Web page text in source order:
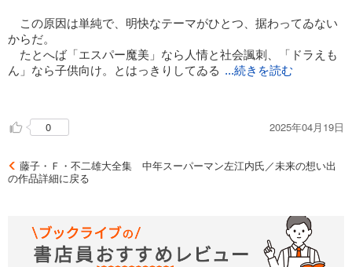
この原因は単純で、明快なテーマがひとつ、据わってゐない
からだ。
たとへば「エスパー魔美」なら人情と社会諷刺、「ドラえも
ん」なら子供向け。とはっきりしてゐる ...続きを読む
しかし、これは大人向けの、SFともなんともつかない味。冴
えないサラリーマン。家庭もあまり冴えない。うーん。物語も
一方で、「未来の想い出」は自伝めいてゐておもしろい。
珍しい作風で、ぐい。とつかんで離さなかった。
0 2025年04月19日
藤子・Ｆ・不二雄大全集 中年スーパーマン左江内氏／未来の想い出
の作品詳細に戻る